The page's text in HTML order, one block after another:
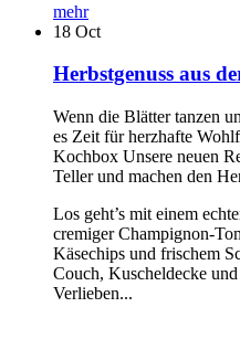
mehr
18 Oct
Herbstgenuss aus
Wenn die Blätter tanzen
es Zeit für herzhafte
Kochbox Unsere neuen
Teller und machen den
Los geht’s mit einem
cremiger Champignon-
Käsechips und frischem
Couch, Kuscheldecke
Verlieben...